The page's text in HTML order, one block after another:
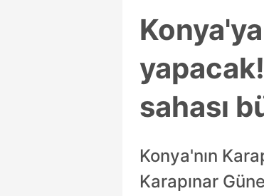
sahası
Konya'nın
Karapınar